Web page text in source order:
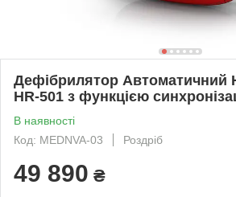
Дефібрилятор Автоматичний
HR-501 з функцією
В наявності
Код: MEDNVA-03
Роздріб
49 890 ₴